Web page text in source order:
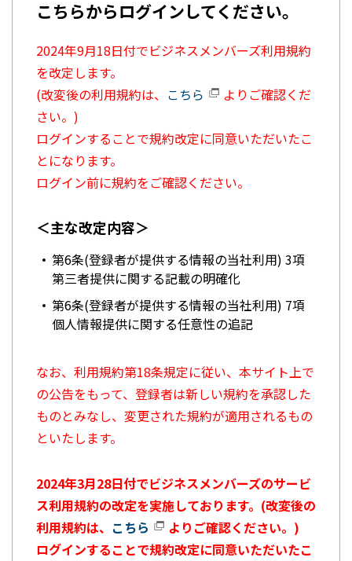
こちらからログインしてください。
2024年9月18日付でビジネスメンバーズ利用規約
を改定します。
(改変後の利用規約は、 こちら
よりご確認くだ
さい。)
ログインすることで規約改定に同意いただいたこ
とになります。
ログイン前に規約をご確認ください。
＜主な改定内容＞
第6条(登録者が提供する情報の当社利用) 3項
第三者提供に関する記載の明確化
第6条(登録者が提供する情報の当社利用) 7項
個人情報提供に関する任意性の追記
なお、利用規約第18条規定に従い、本サイト上で
の公告をもって、登録者は新しい規約を承認した
ものとみなし、変更された規約が適用されるもの
といたします。
2024年3月28日付でビジネスメンバーズのサービ
ス利用規約の改定を実施しております。(改変後の
利用規約は、 こちら
よりご確認ください。)
ログインすることで規約改定に同意いただいたこ